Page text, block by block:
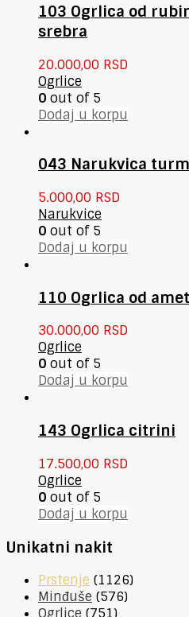
103 Ogrlica od
srebra
20.000,00 RSD
Ogrlice
0 out of 5
Dodaj u korpu
043 Narukvica
5.000,00 RSD
Narukvice
0 out of 5
Dodaj u korpu
110 Ogrlica od
30.000,00 RSD
Ogrlice
0 out of 5
Dodaj u korpu
143 Ogrlica citrini
17.500,00 RSD
Ogrlice
0 out of 5
Dodaj u korpu
Unikatni nakit
Prstenje (1126)
Minđuše (576)
Ogrlice (751)